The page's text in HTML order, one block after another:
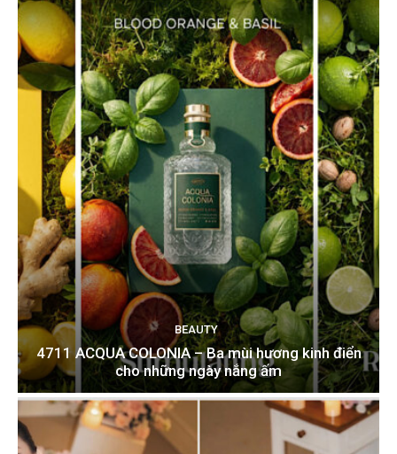
BEAUTY
4711 ACQUA COLONIA – Ba mùi hương kinh điển
cho những ngày nắng ấm